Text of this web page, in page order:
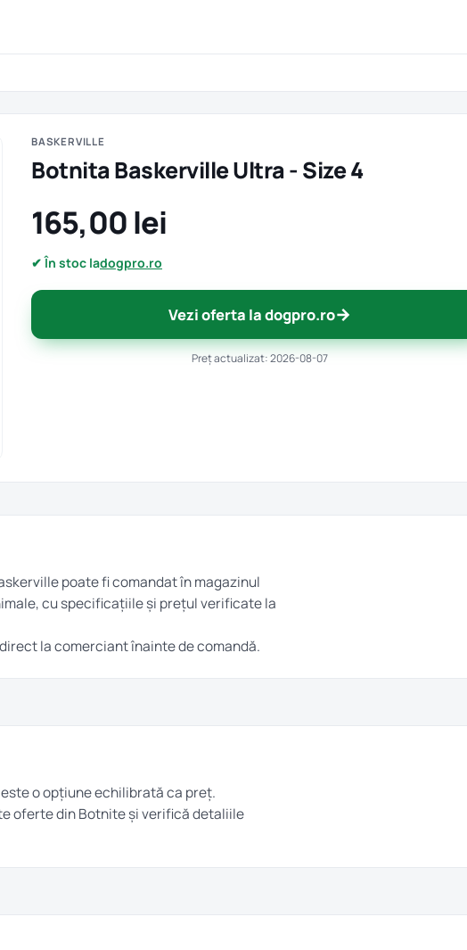
BASKERVILLE
Botnita Baskerville Ultra - Size 4
165,00 lei
✔ În stoc ladogpro.ro
Vezi oferta la dogpro.ro→
Preț actualizat: 2026-08-07
poate fi comandat în magazinul
, cu specificațiile și prețul verificate la
la comerciant înainte de comandă.
o opțiune echilibrată ca preț.
oferte dinBotniteși verifică detaliile